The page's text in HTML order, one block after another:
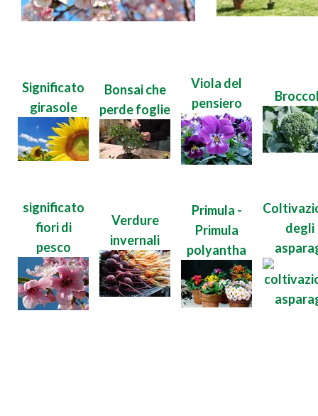
Significato
girasole
Bonsai che
perde foglie
Viola del
pensiero
significato
fiori di
pesco
Verdure
invernali
Primula -
Primula
polyantha
degli